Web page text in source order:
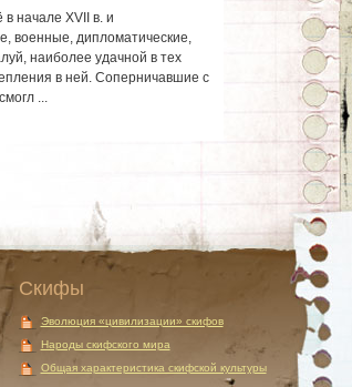
начале XVII в. и
военные, дипломатические,
наиболее удачной в тех
в ней. Соперничавшие с
...
Скифы
Эволюция «цивилизации» скифов
Народы скифского мира
Общая характеристика скифской культуры